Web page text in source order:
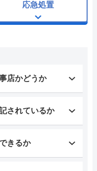
応急処置
店かどうか
されているか
きるか